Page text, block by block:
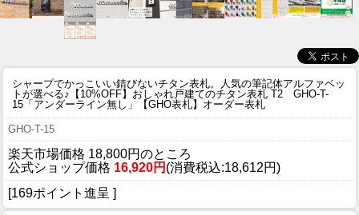
シャープでかっこいい錆びないチタン表札。人気の筆記体アルファベッ
トが選べる♪ 【10%OFF】おしゃれ戸建てのチタン表札 T2 GHO-T-
15「アンダーライン無し」【GHO表札】オーダー表札
GHO-T-15
楽天市場価格 18,800円のところ
公式ショップ価格 16,920円 (消費税込:18,612円)
[169ポイント進呈 ]